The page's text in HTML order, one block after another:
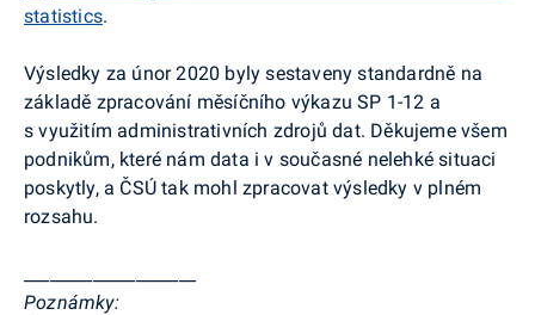
statistics.
Výsledky za únor 2020 byly sestaveny standardně na
základě zpracování měsíčního výkazu SP 1-12 a
s využitím administrativních zdrojů dat. Děkujeme všem
podnikům, které nám data i v současné nelehké situaci
poskytly, a ČSÚ tak mohl zpracovat výsledky v plném
rozsahu.
Poznámky: